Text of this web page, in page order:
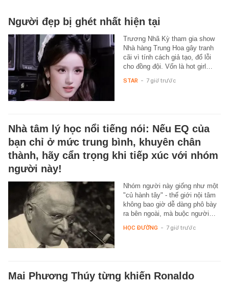
Người đẹp bị ghét nhất hiện tại
Trương Nhã Kỳ tham gia show
Nhà hàng Trung Hoa gây tranh
cãi vì tính cách giả tạo, đổ lỗi
cho đồng đội. Vốn là hot girl…
STAR - 7 giờ trước
Nhà tâm lý học nổi tiếng nói: Nếu EQ của
bạn chỉ ở mức trung bình, khuyên chân
thành, hãy cẩn trọng khi tiếp xúc với nhóm
người này!
Nhóm người này giống như một
"củ hành tây" - thế giới nội tâm
không bao giờ dễ dàng phô bày
ra bên ngoài, mà buộc người…
HỌC ĐƯỜNG - 7 giờ trước
Mai Phương Thúy từng khiến Ronaldo